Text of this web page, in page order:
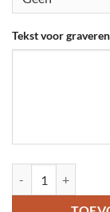
Tekst voor graveren